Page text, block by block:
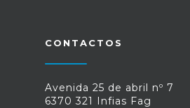
CONTACTOS
Avenida 25 de abril nº 7
6370 321 Infias Fag